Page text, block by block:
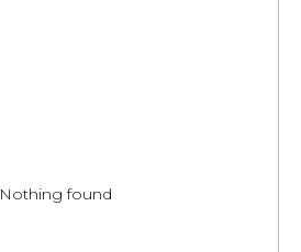
Nothing found